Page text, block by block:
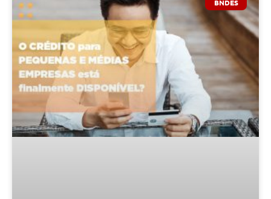
BNDES